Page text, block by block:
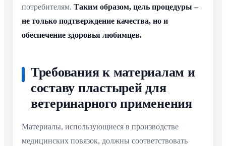
потребителям. Таким образом, цель процедуры –
не только подтверждение качества, но и
обеспечение здоровья любимцев.
Требования к материалам и
составу пластырей для
ветеринарного применения
Материалы, использующиеся в производстве
медицинских повязок, должны соответствовать